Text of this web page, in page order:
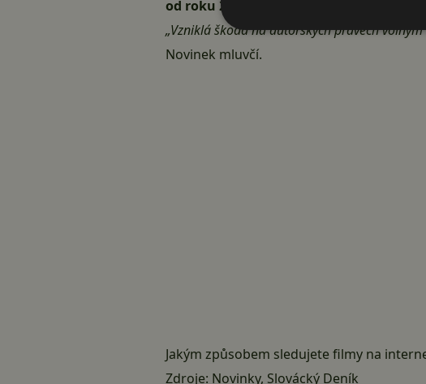
od roku 2019
„Vzniklá škoda na autorských právech
Novinek mluvčí.
Jakým způsobem sledujete filmy na
Zdroje: Novinky, Slovácký Deník